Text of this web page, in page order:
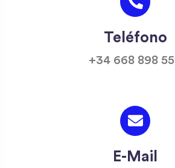
Teléfono
+34 668 898
E-Mail